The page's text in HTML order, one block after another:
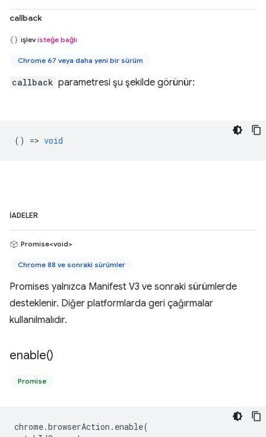
callback
işlevisteğe bağlı
Chrome 67 veya daha yeni bir sürüm
callback parametresi şu şekilde görünür:
() => void
İADELER
Promise<void>
Chrome 88 ve sonraki sürümler
Promises yalnızca Manifest V3 ve sonraki sürümlerde
desteklenir. Diğer platformlarda geri çağırmalar
kullanılmalıdır.
enable()
Promise
chrome.browserAction . enable(